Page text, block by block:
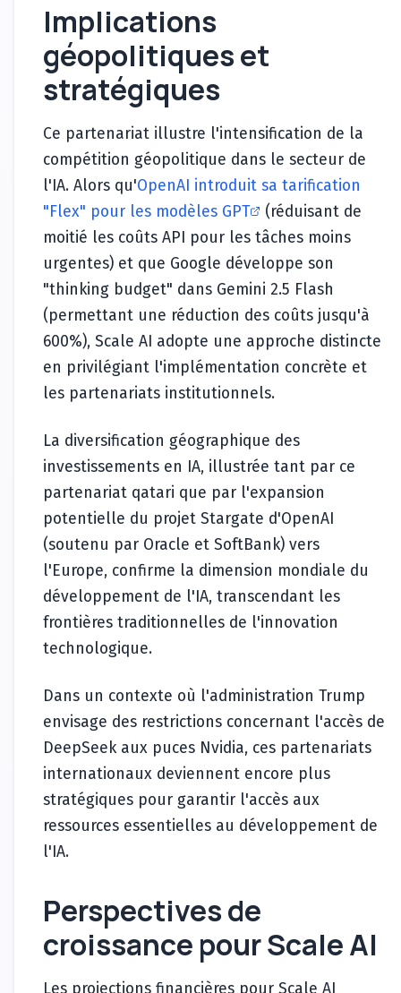
Implications
géopolitiques et
stratégiques
Ce partenariat illustre l'intensification de la
compétition géopolitique dans le secteur de
l'IA. Alors qu'OpenAI introduit sa tarification
"Flex" pour les modèles GPT
(réduisant de
moitié les coûts API pour les tâches moins
urgentes) et que Google développe son
"thinking budget" dans Gemini 2.5 Flash
(permettant une réduction des coûts jusqu'à
600%), Scale AI adopte une approche distincte
en privilégiant l'implémentation concrète et
les partenariats institutionnels.
La diversification géographique des
investissements en IA, illustrée tant par ce
partenariat qatari que par l'expansion
potentielle du projet Stargate d'OpenAI
(soutenu par Oracle et SoftBank) vers
l'Europe, confirme la dimension mondiale du
développement de l'IA, transcendant les
frontières traditionnelles de l'innovation
technologique.
Dans un contexte où l'administration Trump
envisage des restrictions concernant l'accès de
DeepSeek aux puces Nvidia, ces partenariats
internationaux deviennent encore plus
stratégiques pour garantir l'accès aux
ressources essentielles au développement de
l'IA.
Perspectives de
croissance pour Scale AI
Les projections financières pour Scale AI